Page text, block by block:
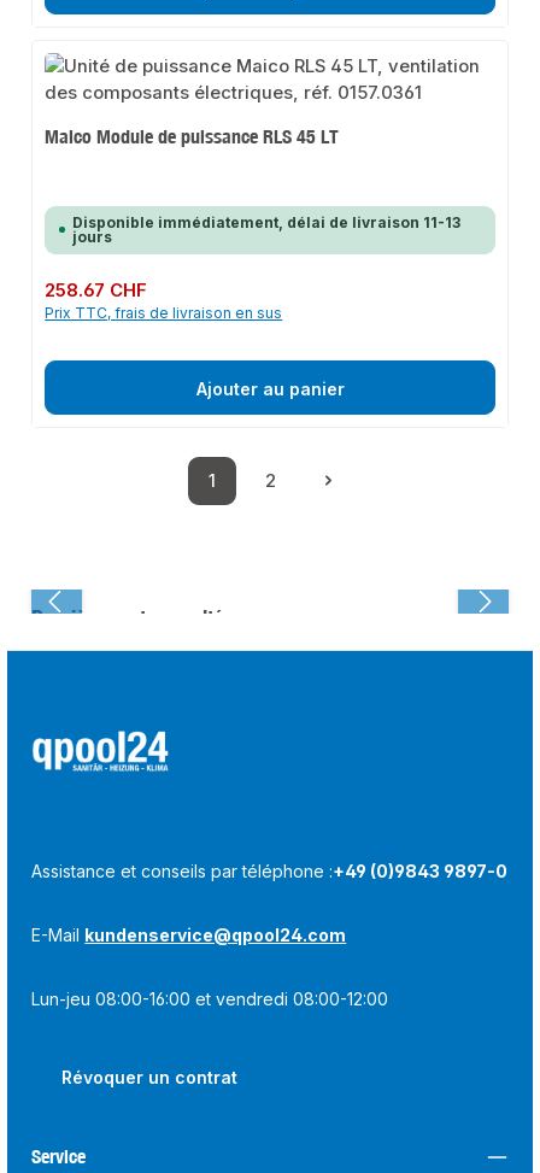
Maico Module de puissance RLS 45 LT
Disponible immédiatement, délai de livraison 11-13
jours
Prix régulier :
258.67 CHF
Prix TTC, frais de livraison en sus
Ajouter au panier
Page
1
Page
2
Dernièrement consulté :
Assistance et conseils par téléphone :+49 (0)9843 9897-0
E-Mail kundenservice@qpool24.com
Lun-jeu 08:00-16:00 et vendredi 08:00-12:00
Révoquer un contrat
Service